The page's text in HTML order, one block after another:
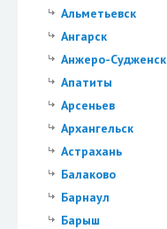
Альметьевск
Ангарск
Анжеро-Судженск
Апатиты
Арсеньев
Архангельск
Астрахань
Балаково
Барнаул
Барыш